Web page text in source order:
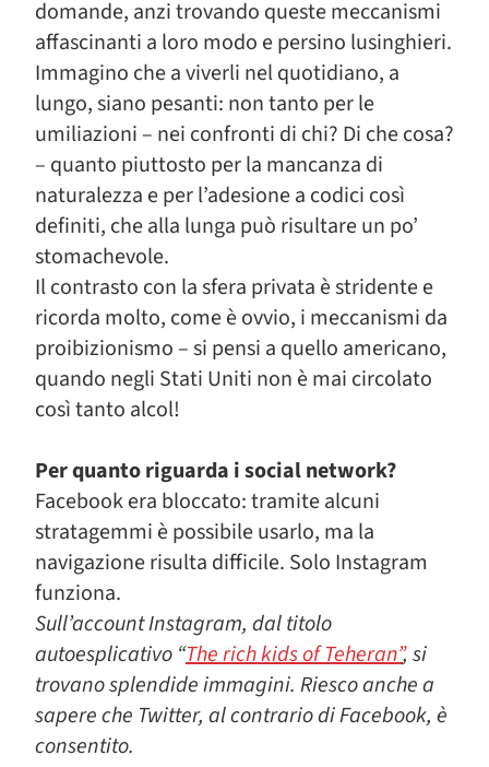
domande, anzi trovando queste meccanismi
affascinanti a loro modo e persino lusinghieri.
Immagino che a viverli nel quotidiano, a
lungo, siano pesanti: non tanto per le
umiliazioni – nei confronti di chi? Di che cosa?
– quanto piuttosto per la mancanza di
naturalezza e per l’adesione a codici così
definiti, che alla lunga può risultare un po’
stomachevole.
Il contrasto con la sfera privata è stridente e
ricorda molto, come è ovvio, i meccanismi da
proibizionismo – si pensi a quello americano,
quando negli Stati Uniti non è mai circolato
così tanto alcol!
Per quanto riguarda i social network?
Facebook era bloccato: tramite alcuni
stratagemmi è possibile usarlo, ma la
navigazione risulta difficile. Solo Instagram
funziona.
Sull’account Instagram, dal titolo
autoesplicativo “The rich kids of Teheran”, si
trovano splendide immagini. Riesco anche a
sapere che Twitter, al contrario di Facebook, è
consentito.